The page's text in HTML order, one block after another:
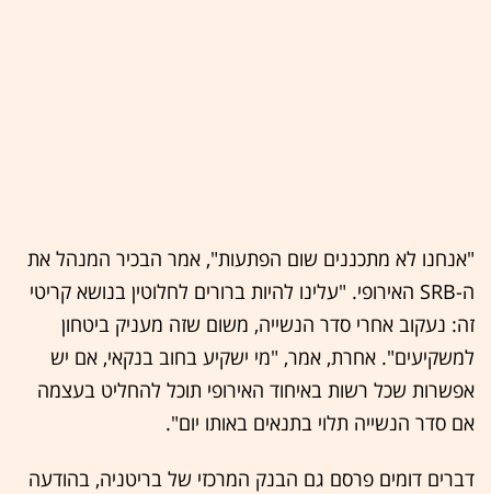
"אנחנו לא מתכננים שום הפתעות", אמר הבכיר המנהל את
ה-SRB האירופי. "עלינו להיות ברורים לחלוטין בנושא קריטי
זה: נעקוב אחרי סדר הנשייה, משום שזה מעניק ביטחון
למשקיעים". אחרת, אמר, "מי ישקיע בחוב בנקאי, אם יש
אפשרות שכל רשות באיחוד האירופי תוכל להחליט בעצמה
אם סדר הנשייה תלוי בתנאים באותו יום".
דברים דומים פרסם גם הבנק המרכזי של בריטניה, בהודעה